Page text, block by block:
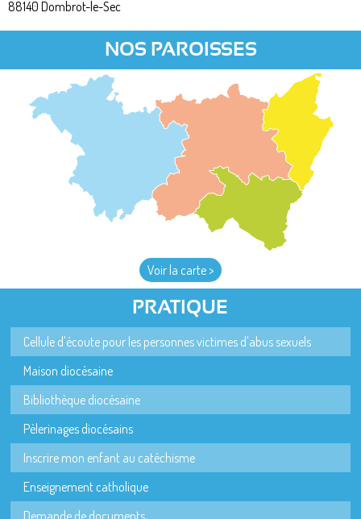
88140 Dombrot-le-Sec
NOS PAROISSES
Voir la carte >
PRATIQUE
Cellule d'écoute pour les personnes victimes d'abus sexuels
Maison diocésaine
Bibliothèque diocésaine
Pèlerinages diocésains
Inscrire mon enfant au catéchisme
Enseignement catholique